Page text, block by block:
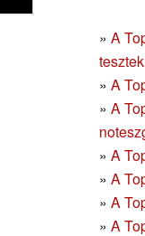
» A
» A
» A
» A
» A
» A
» A